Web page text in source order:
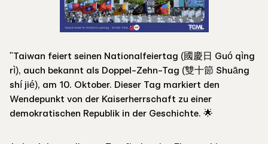
"Taiwan feiert seinen Nationalfeiertag (國慶日 Guó qìng
rì), auch bekannt als Doppel-Zehn-Tag (雙十節 Shuāng
shí jié), am 10. Oktober. Dieser Tag markiert den
Wendepunkt von der Kaiserherrschaft zu einer
demokratischen Republik in der Geschichte. 🌟